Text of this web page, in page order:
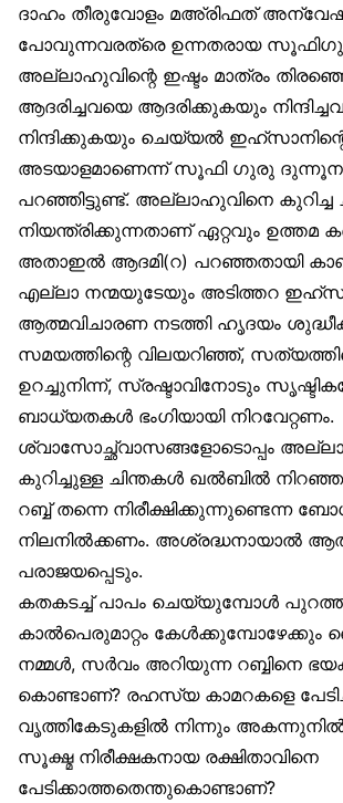
ദാഹം തീരുവോളം മഅ്‌രിഫത്
പോവുന്നവരത്രെ ഉന്നതരായ
അല്ലാഹുവിന്റെ ഇഷ്ടം മാത്രം
ആദരിച്ചവയെ ആദരിക്കുകയും
നിന്ദിക്കുകയും ചെയ്യൽ
അടയാളമാണെന്ന് സൂഫി ഗുരു
പറഞ്ഞിട്ടുണ്ട്. അല്ലാഹുവിനെ കുറിച്ച
നിയന്ത്രിക്കുന്നതാണ് ഏറ്റവും ഉത്തമ
അതാഇൽ ആദമി(റ) പറഞ്ഞതായി
എല്ലാ നന്മയുടേയും അടിത്തറ
ആത്മവിചാരണ നടത്തി ഹൃദയം
സമയത്തിന്റെ വിലയറിഞ്ഞ്,
ഉറച്ചുനിന്ന്, സ്രഷ്ടാവിനോടും
ബാധ്യതകൾ ഭംഗിയായി നിറവേറ്റണം.
ശ്വാസോച്ഛ്വാസങ്ങളോടൊപ്പം
കുറിച്ചുള്ള ചിന്തകൾ ഖൽബിൽ
റബ്ബ് തന്നെ നിരീക്ഷിക്കുന്നുണ്ടെന്ന
നിലനിൽക്കണം. അശ്രദ്ധനായാൽ
പരാജയപ്പെടും.
കതകടച്ച് പാപം ചെയ്യുമ്പോൾ
കാൽപെരുമാറ്റം കേൾക്കുമ്പോഴേക്കും
നമ്മൾ, സർവം അറിയുന്ന റബ്ബിനെ
കൊണ്ടാണ്? രഹസ്യ കാമറകളെ
വൃത്തികേടുകളിൽ നിന്നും
സൂക്ഷ്മ നിരീക്ഷകനായ രക്ഷിതാവിനെ
പേടിക്കാത്തതെന്തുകൊണ്ടാണ്?